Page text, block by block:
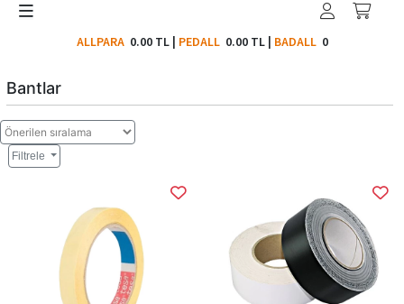
ALLPARA 0.00 TL| PEDALL 0.00 TL| BADALL0
Bantlar
Filtrele